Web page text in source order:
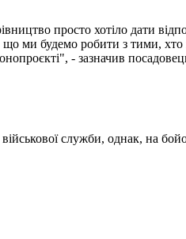
просто хотіло дати
що ми будемо робити з тими,
- зазначив
служби, однак, на